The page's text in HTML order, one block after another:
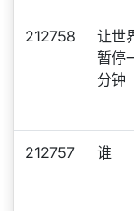
212758
让世
暂停
分钟
212757 谁